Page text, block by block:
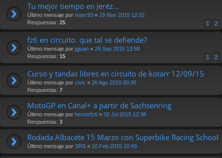
Tu mejor tiempo en Jeréz...
Último mensaje por marc93 « 29 Nov 2015 12:32
Respuestas: 25 1 2
fz6 en circuito. que tal se defiende?
Último mensaje por jgjuan « 26 Sep 2015 13:58
Respuestas: 15 1 2
Curso y tandas libres en circuito de kotarr 12/09/15
Último mensaje por civic « 26 Ago 2015 00:36
Respuestas: 7
MotoGP en Canal+ a partir de Sachsenring
Último mensaje por hectorfz6 « 02 Jul 2015 12:38
Respuestas: 3
Rodada Albacete 15 Marzo con Superbike Racing School
Último mensaje por SRS « 10 Feb 2015 10:49